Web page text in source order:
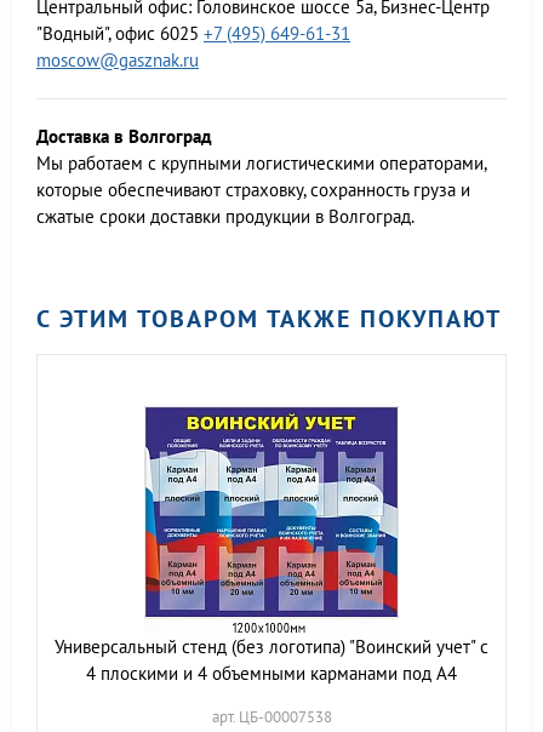
Центральный офис: Головинское шоссе 5а, Бизнес-Центр
"Водный", офис 6025 +7 (495) 649-61-31
moscow@gasznak.ru
Доставка в Волгоград
Мы работаем c крупными логистическими операторами,
которые обеспечивают страховку, сохранность груза и
сжатые сроки доставки продукции в Волгоград.
С ЭТИМ ТОВАРОМ ТАКЖЕ ПОКУПАЮТ
Универсальный стенд (без логотипа) "Воинский учет" с
4 плоскими и 4 объемными карманами под А4
арт. ЦБ-00007538